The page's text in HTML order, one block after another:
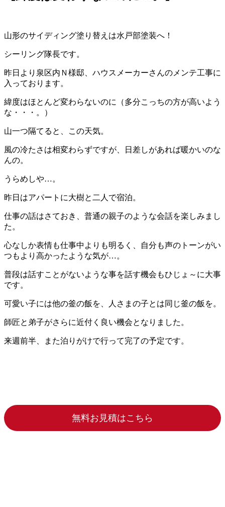
山形のサイディング塗り替えは水戸部塗装へ！
シーリング隊長です。
昨日より泉区内Ｎ様邸、ハウスメーカーさんのメンテ工事に
入っております。
緯度はほとんど変わらないのに（多分こっちの方が高いよう
な・・・。）
山一つ隔てると、この天気。
風の冷たさは相変わらずですが、日差しがあれば暖かいのな
んの。
うらめしや…。
昨日はアパートに大樹と二人で宿泊。
仕事の話はさておき、普通の親子のような会話を楽しみまし
た。
心なしか表情も仕事中よりも明るく、自分も声のトーンがい
つもより高かったような気が…。
普段は話すことがないような事を話す機会もひじょ～に大事
です。
可愛い子には他の釜の飯を、人さまの子とは同じ釜の飯を。
師匠と弟子がさらに近付く良い機会となりました。
来週前半、また泊りがけで行って完了の予定です。
無料お見積はこちら